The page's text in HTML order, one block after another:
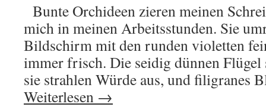
Bunte Orchideen zieren meinen
mich in meinen Arbeitsstunden. Sie
Bildschirm mit den runden violetten
immer frisch. Die seidig dünnen
sie strahlen Würde aus, und filigranes
Weiterlesen →